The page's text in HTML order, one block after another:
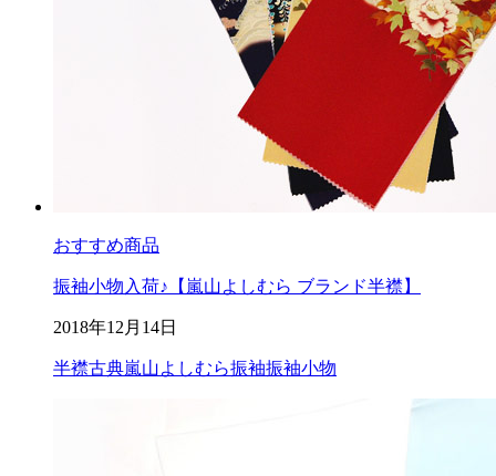
おすすめ商品
振袖小物入荷♪【嵐山よしむら ブランド半襟】
2018年12月14日
半襟古典嵐山よしむら振袖振袖小物